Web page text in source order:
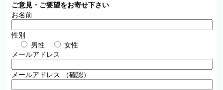
ご意見・ご要望をお寄せ下さい
お名前
性別
男性
女性
メールアドレス
メールアドレス （確認）